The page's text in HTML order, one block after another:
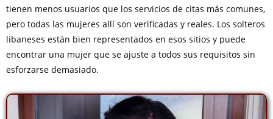
tienen menos usuarios que los servicios de citas más comunes,
pero todas las mujeres allí son verificadas y reales. Los solteros
libaneses están bien representados en esos sitios y puede
encontrar una mujer que se ajuste a todos sus requisitos sin
esforzarse demasiado.